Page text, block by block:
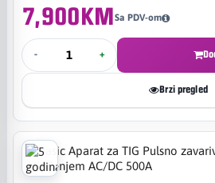
7,900KMSa PDV-om
- +
Brzi pregled